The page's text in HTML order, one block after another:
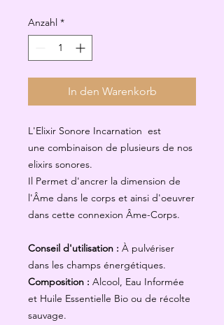
Anzahl *
In den Warenkorb
L'Elixir Sonore Incarnation est
une combinaison de plusieurs de nos
elixirs sonores.
Il Permet d'ancrer la dimension de
l'Âme dans le corps et ainsi d'oeuvrer
dans cette connexion Âme-Corps.
Conseil d'utilisation : À pulvériser
dans les champs énergétiques.
Composition : Alcool, Eau Informée
et Huile Essentielle Bio ou de récolte
sauvage.